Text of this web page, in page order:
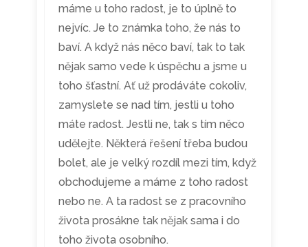
máme u toho radost, je to úplně to
nejvíc. Je to známka toho, že nás to
baví. A když nás něco baví, tak to tak
nějak samo vede k úspěchu a jsme u
toho šťastní. Ať už prodáváte cokoliv,
zamyslete se nad tím, jestli u toho
máte radost. Jestli ne, tak s tím něco
udělejte. Některá řešení třeba budou
bolet, ale je velký rozdíl mezi tím, když
obchodujeme a máme z toho radost
nebo ne. A ta radost se z pracovního
života prosákne tak nějak sama i do
toho života osobního.